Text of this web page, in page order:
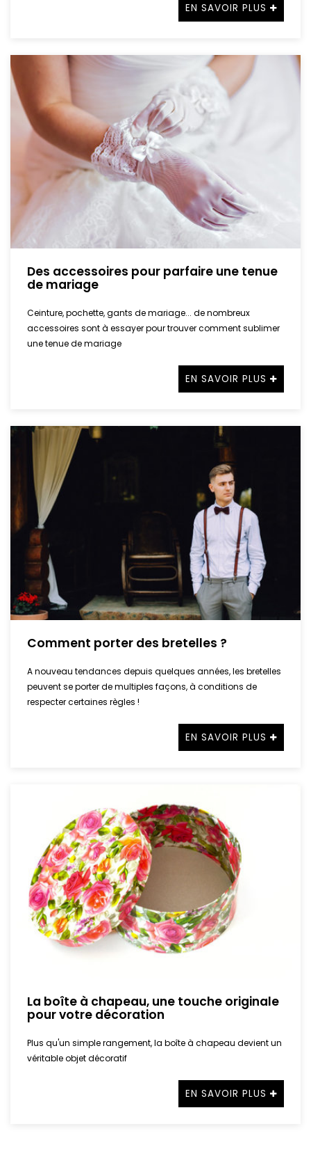
EN SAVOIR PLUS
Des accessoires pour parfaire une tenue
de mariage
Ceinture, pochette, gants de mariage... de nombreux
accessoires sont à essayer pour trouver comment sublimer
une tenue de mariage
EN SAVOIR PLUS
Comment porter des bretelles ?
A nouveau tendances depuis quelques années, les bretelles
peuvent se porter de multiples façons, à conditions de
respecter certaines règles !
EN SAVOIR PLUS
La boîte à chapeau, une touche originale
pour votre décoration
Plus qu'un simple rangement, la boîte à chapeau devient un
véritable objet décoratif
EN SAVOIR PLUS